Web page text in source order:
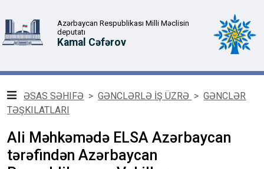
Azərbaycan Respublikası Milli Məclisin
deputatı
Kamal Cəfərov
ƏSAS SƏHIFƏ > GƏNCLƏRLƏ İŞ ÜZRƏ > GƏNCLƏR
TƏŞKILATLARI
Ali Məhkəmədə ELSA Azərbaycan
tərəfindən Azərbaycan